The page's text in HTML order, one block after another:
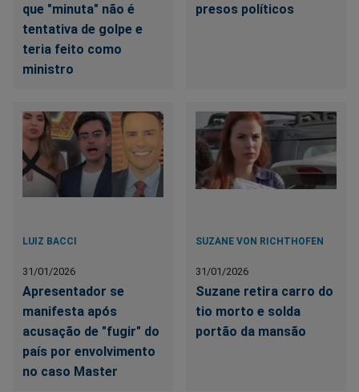
que "minuta" não é
tentativa de golpe e
teria feito como
ministro
presos políticos
LUIZ BACCI
31/01/2026
Apresentador se
manifesta após
acusação de "fugir" do
país por envolvimento
no caso Master
SUZANE VON RICHTHOFEN
31/01/2026
Suzane retira carro do
tio morto e solda
portão da mansão